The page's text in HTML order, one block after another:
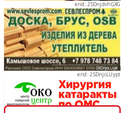
Где в Севастополе можно
заработать 100 тысяч в
месяц
А где — несоизмеримо меньше.
06/08/2026 10:02 3762
erid: 2SDnjcLUypt